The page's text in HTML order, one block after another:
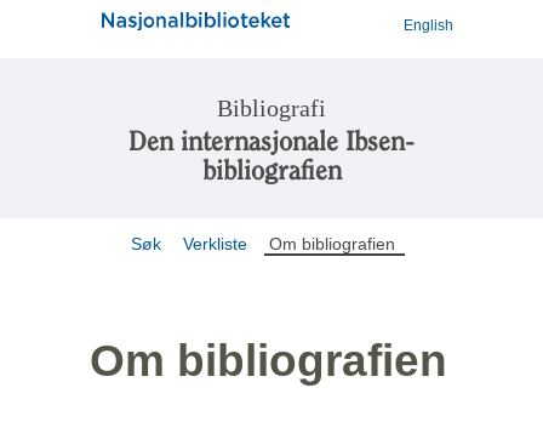
English
Bibliografi
Den internasjonale Ibsen-
bibliografien
Søk Verkliste Om bibliografien
Om bibliografien